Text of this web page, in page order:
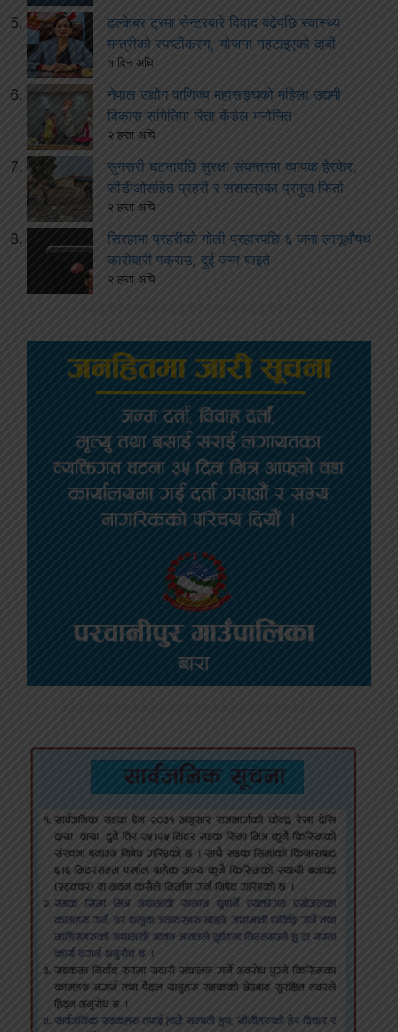
ढल्केबर ट्रमा सेन्टरबारे विवाद बढेपछि स्वास्थ्य
मन्त्रीको स्पष्टीकरण, योजना नहटाइएको दाबी
१ दिन अघि
नेपाल उद्योग वाणिज्य महासङ्घको महिला उद्यमी
विकास समितिमा रिता कँडेल मनोनित
२ हप्ता अघि
सुनसरी घटनापछि सुरक्षा संयन्त्रमा व्यापक हेरफेर,
सीडीओसहित प्रहरी र सशस्त्रका प्रमुख फिर्ता
२ हप्ता अघि
सिरहामा प्रहरीको गोली प्रहारपछि ६ जना लागूऔषध
कारोबारी पक्राउ, दुई जना घाइते
२ हप्ता अघि